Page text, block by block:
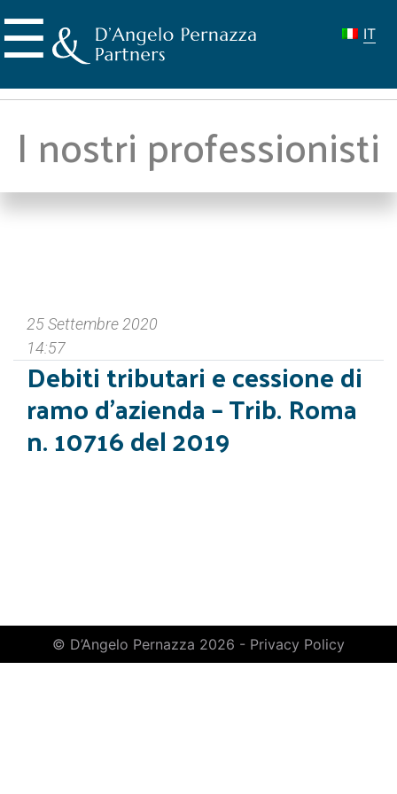
to
content
☰
I nostri professionisti
25 Settembre 2020
14:57
Debiti tributari e cessione di
ramo d’azienda – Trib. Roma
n. 10716 del 2019
© D’Angelo Pernazza 2026 - Privacy Policy
IT